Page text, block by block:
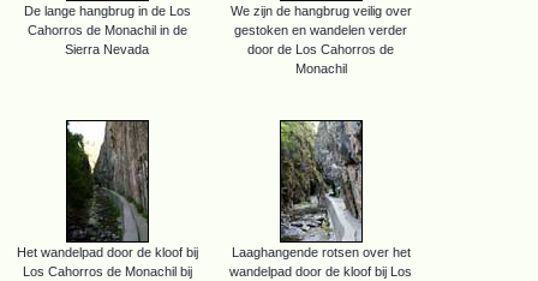
De lange hangbrug in de Los
Cahorros de Monachil in de
Sierra Nevada
We zijn de hangbrug veilig over
gestoken en wandelen verder
door de Los Cahorros de
Monachil
Het wandelpad door de kloof bij
Los Cahorros de Monachil bij
Laaghangende rotsen over het
wandelpad door de kloof bij Los